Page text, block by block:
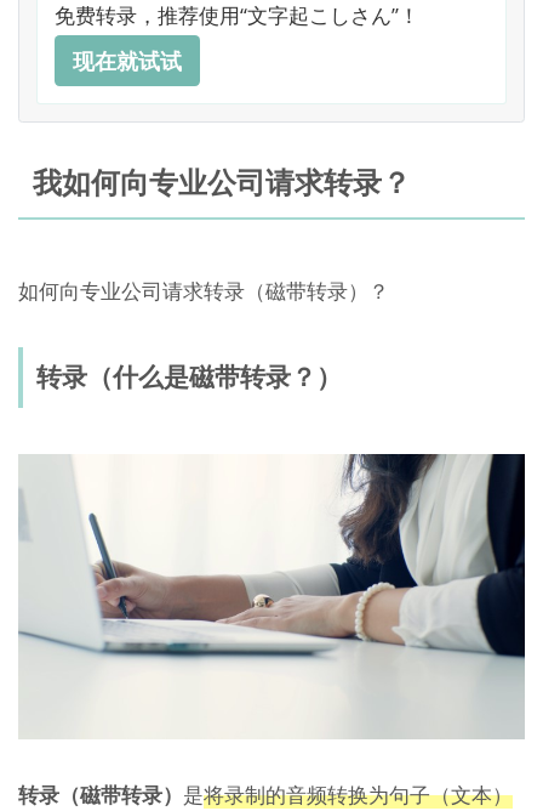
免费转录，推荐使用“文字起こしさん”！
现在就试试
我如何向专业公司请求转录？
如何向专业公司请求转录（磁带转录）？
转录（什么是磁带转录？）
转录（磁带转录） 是将录制的音频转换为句子（文本）